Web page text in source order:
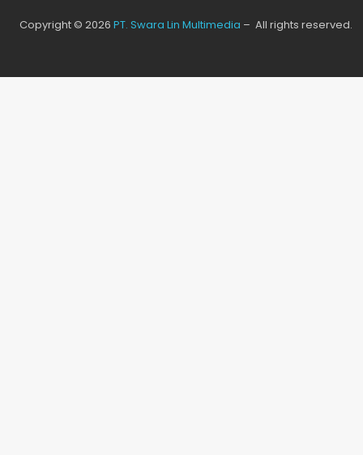
Copyright © 2026 PT. Swara Lin Multimedia – All rights reserved.